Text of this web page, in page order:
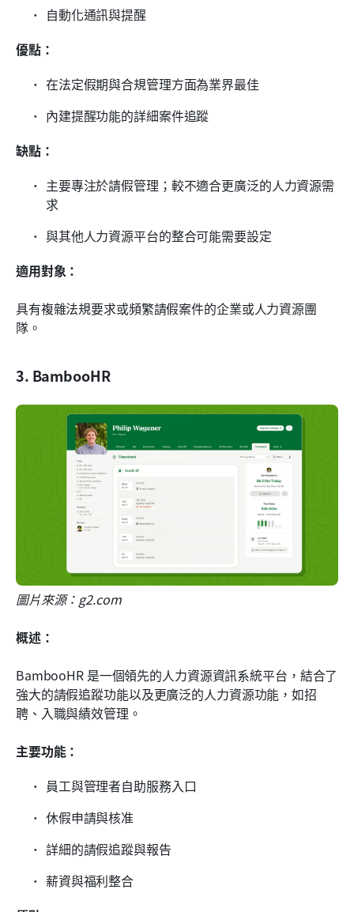
自動化通訊與提醒
優點：
在法定假期與合規管理方面為業界最佳
內建提醒功能的詳細案件追蹤
缺點：
主要專注於請假管理；較不適合更廣泛的人力資源需
求
與其他人力資源平台的整合可能需要設定
適用對象：
具有複雜法規要求或頻繁請假案件的企業或人力資源團
隊。
3. BambooHR
圖片來源：g2.com
概述：
BambooHR 是一個領先的人力資源資訊系統平台，結合了
強大的請假追蹤功能以及更廣泛的人力資源功能，如招
聘、入職與績效管理。
主要功能：
員工與管理者自助服務入口
休假申請與核准
詳細的請假追蹤與報告
薪資與福利整合